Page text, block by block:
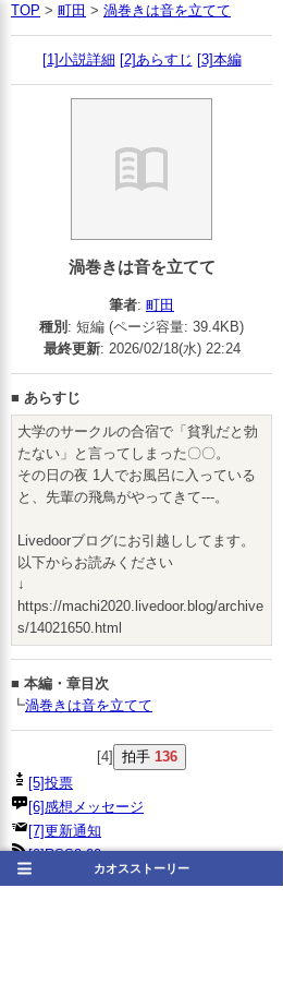
TOP > 町田 > 渦巻きは音を立てて
[1]小説詳細 [2]あらすじ [3]本編
渦巻きは音を立てて
筆者: 町田
種別 : 短編 (ページ容量: 39.4KB)
最終更新: 2026/02/18(水) 22:24
■ あらすじ
大学のサークルの合宿で「貧乳だと勃
たない」と言ってしまった〇〇。
その日の夜 1人でお風呂に入っている
と、先輩の飛鳥がやってきて---。
Livedoorブログにお引越ししてます。
以下からお読みください
↓
https://machi2020.livedoor.blog/archive
s/14021650.html
■ 本編・章目次
┗渦巻きは音を立てて
[4] 拍手 136
[5]投票
[6]感想メッセージ
[7]更新通知
[9]RSS2.00
カオスストーリー